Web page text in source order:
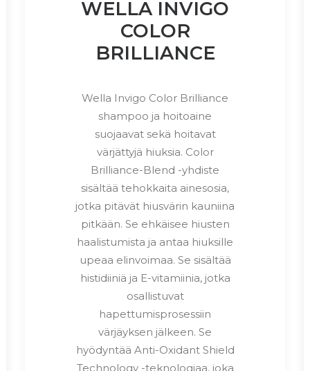
WELLA INVIGO
COLOR
BRILLIANCE
Wella Invigo Color Brilliance
shampoo ja hoitoaine
suojaavat sekä hoitavat
värjättyjä hiuksia. Color
Brilliance-Blend -yhdiste
sisältää tehokkaita ainesosia,
jotka pitävät hiusvärin kauniina
pitkään. Se ehkäisee hiusten
haalistumista ja antaa hiuksille
upeaa elinvoimaa. Se sisältää
histidiiniä ja E-vitamiinia, jotka
osallistuvat
hapettumisprosessiin
värjäyksen jälkeen. Se
hyödyntää Anti-Oxidant Shield
Technology -teknologiaa, joka